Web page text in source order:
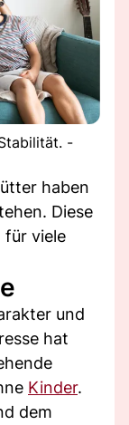
-
haben
Diese
für viele
und
hat
Kinder.
dem